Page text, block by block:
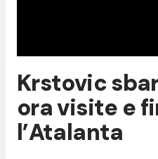
Krstovic
ora visite e
l’Atalanta